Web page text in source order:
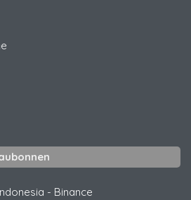
- Binance